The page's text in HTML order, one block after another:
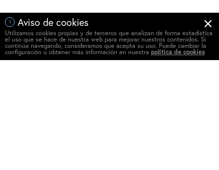
! Aviso de cookies
Utilizamos cookies propias y de terceros que analizan de forma estadística
el uso que se hace de nuestra web para mejorar nuestros contenidos. Si
continúa navegando, consideramos que acepta su uso. Puede cambiar la
configuración u obtener más información en nuestra política de cookies